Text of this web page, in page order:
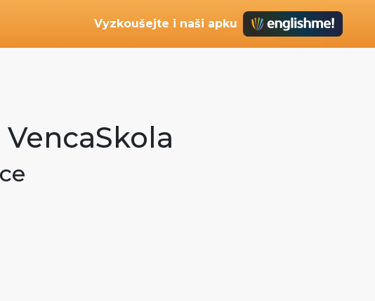
Vyzkoušejte i naši apku